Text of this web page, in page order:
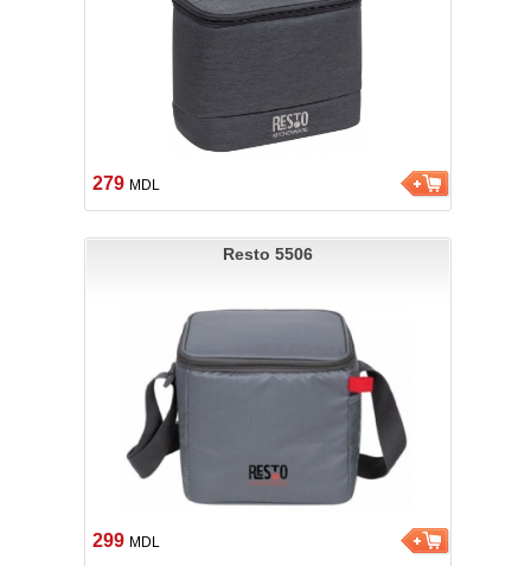
279 MDL
Resto 5506
299 MDL